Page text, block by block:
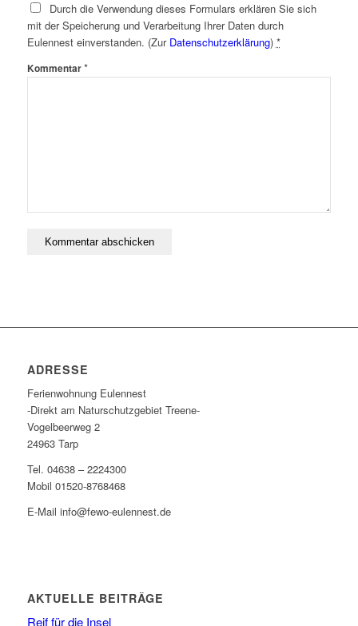
Durch die Verwendung dieses Formulars erklären Sie sich
mit der Speicherung und Verarbeitung Ihrer Daten durch
Eulennest einverstanden. (Zur Datenschutzerklärung) *
Kommentar*
ADRESSE
Ferienwohnung Eulennest
-Direkt am Naturschutzgebiet Treene-
Vogelbeerweg 2
24963 Tarp
Tel. 04638 – 2224300
Mobil 01520-8768468
E-Mail info@fewo-eulennest.de
AKTUELLE BEITRÄGE
Reif für die Insel